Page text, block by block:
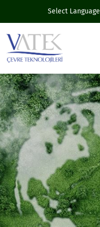
Select Language